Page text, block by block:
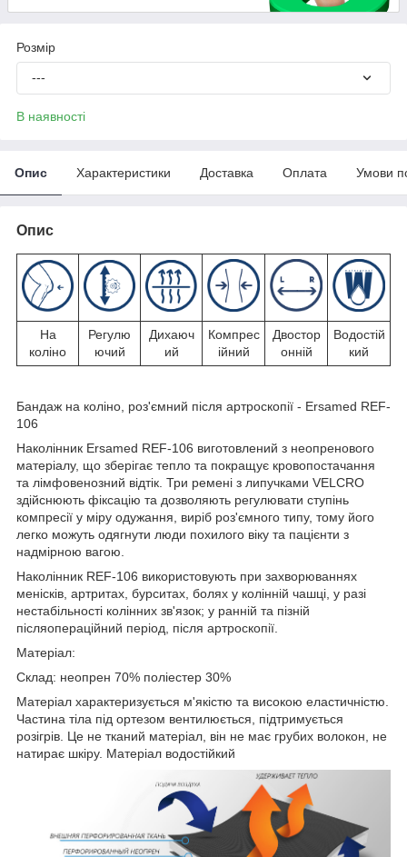
Розмір
---
В наявності
Опис Характеристики Доставка Оплата Умови
Опис
На
коліно
Регулю
ючий
Дихаюч
ий
Компрес
ійний
Двостор
онній
Водостій
кий
Бандаж на коліно, роз'ємний після артроскопії - Ersamed REF-
106
Наколінник Ersamed REF-106 виготовлений з неопренового
матеріалу, що зберігає тепло та покращує кровопостачання
та лімфовенозний відтік. Три ремені з липучками VELCRO
здійснюють фіксацію та дозволяють регулювати ступінь
компресії у міру одужання, виріб роз'ємного типу, тому його
легко можуть одягнути люди похилого віку та пацієнти з
надмірною вагою.
Наколінник REF-106 використовують при захворюваннях
менісків, артритах, бурситах, болях у колінній чашці, у разі
нестабільності колінних зв'язок; у ранній та пізній
післяопераційний період, після артроскопії.
Матеріал:
Склад: неопрен 70% поліестер 30%
Матеріал характеризується м'якістю та високою еластичністю.
Частина тіла під ортезом вентилюється, підтримується
розігрів. Це не тканий матеріал, він не має грубих волокон, не
натирає шкіру. Матеріал водостійкий